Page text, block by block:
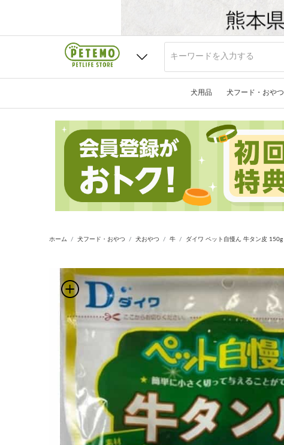
犬用品 犬フード・おやつ
ホーム 犬フード・おやつ 犬おやつ 牛 ダイワ ペット自慢ん 牛タン皮 150g